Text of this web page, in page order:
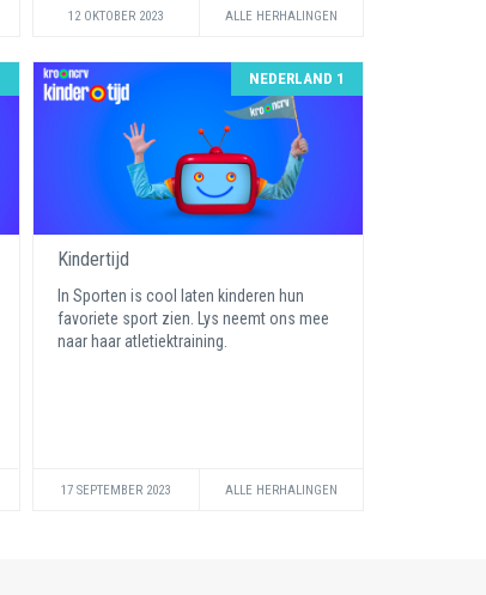
12 OKTOBER 2023 ALLE HERHALINGEN
NEDERLAND 1
Kindertijd
In Sporten is cool laten kinderen hun
favoriete sport zien. Lys neemt ons mee
naar haar atletiektraining.
17 SEPTEMBER 2023 ALLE HERHALINGEN